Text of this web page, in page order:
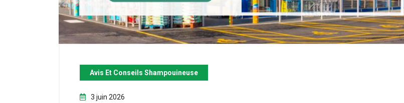
Avis Et Conseils Shampouineuse
3 juin 2026